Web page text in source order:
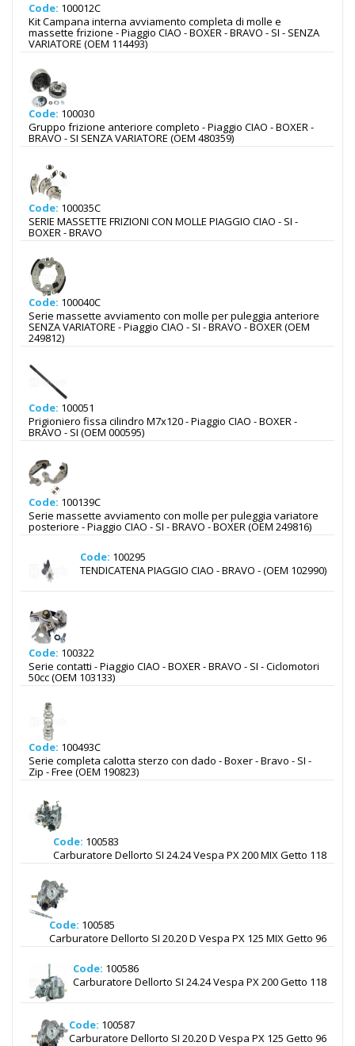
Code: 100012C
Kit Campana interna avviamento completa di molle e
massette frizione - Piaggio CIAO - BOXER - BRAVO - SI - SENZA
VARIATORE (OEM 114493)
Code: 100030
Gruppo frizione anteriore completo - Piaggio CIAO - BOXER -
BRAVO - SI SENZA VARIATORE (OEM 480359)
Code: 100035C
SERIE MASSETTE FRIZIONI CON MOLLE PIAGGIO CIAO - SI -
BOXER - BRAVO
Code: 100040C
Serie massette avviamento con molle per puleggia anteriore
SENZA VARIATORE - Piaggio CIAO - SI - BRAVO - BOXER (OEM
249812)
Code: 100051
Prigioniero fissa cilindro M7x120 - Piaggio CIAO - BOXER -
BRAVO - SI (OEM 000595)
Code: 100139C
Serie massette avviamento con molle per puleggia variatore
posteriore - Piaggio CIAO - SI - BRAVO - BOXER (OEM 249816)
Code: 100295
TENDICATENA PIAGGIO CIAO - BRAVO - (OEM 102990)
Code: 100322
Serie contatti - Piaggio CIAO - BOXER - BRAVO - SI - Ciclomotori
50cc (OEM 103133)
Code: 100493C
Serie completa calotta sterzo con dado - Boxer - Bravo - SI -
Zip - Free (OEM 190823)
Code: 100583
Carburatore Dellorto SI 24.24 Vespa PX 200 MIX Getto 118
Code: 100585
Carburatore Dellorto SI 20.20 D Vespa PX 125 MIX Getto 96
Code: 100586
Carburatore Dellorto SI 24.24 Vespa PX 200 Getto 118
Code: 100587
Carburatore Dellorto SI 20.20 D Vespa PX 125 Getto 96